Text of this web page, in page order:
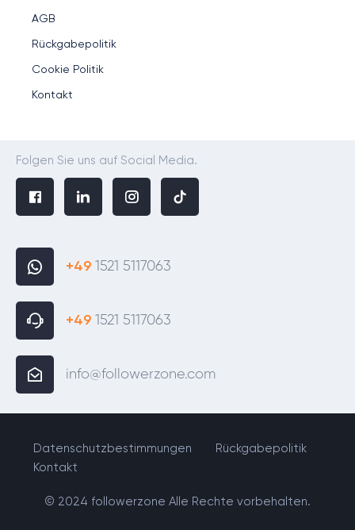
AGB
Rückgabepolitik
Cookie Politik
Kontakt
Folgen Sie uns auf Social Media.
+49 1521 5117063
+49 1521 5117063
info@followerzone.com
© 2024 followerzone Alle Rechte vorbehalten.
Datenschutzbestimmungen
Rückgabepolitik
Kontakt